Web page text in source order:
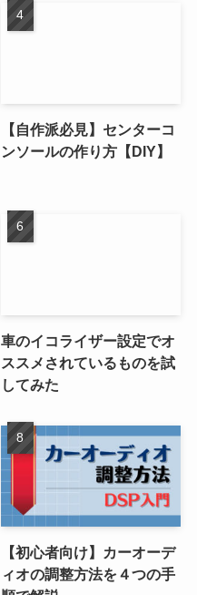
【自作派必見】センターコ
ンソールの作り方【DIY】
車のイコライザー設定でオ
ススメされているものを試
してみた
【初心者向け】カーオーデ
ィオの調整方法を４つの手